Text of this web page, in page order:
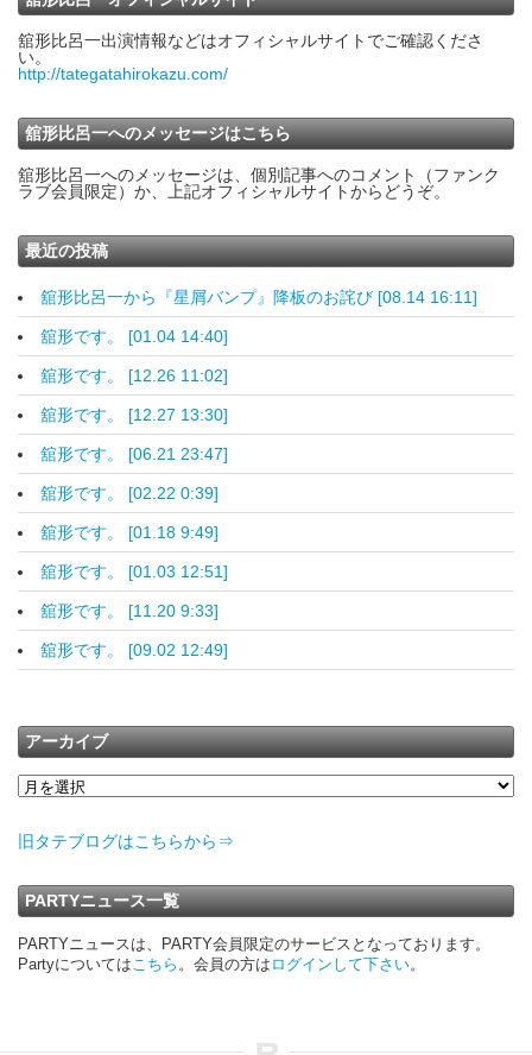
舘形比呂一出演情報などはオフィシャルサイトでご確認くださ
い。
http://tategatahirokazu.com/
舘形比呂一へのメッセージはこちら
舘形比呂一へのメッセージは、個別記事へのコメント（ファンク
ラブ会員限定）か、上記オフィシャルサイトからどうぞ。
最近の投稿
舘形比呂一から『星屑バンプ』降板のお詫び [08.14 16:11]
舘形です。 [01.04 14:40]
舘形です。 [12.26 11:02]
舘形です。 [12.27 13:30]
舘形です。 [06.21 23:47]
舘形です。 [02.22 0:39]
舘形です。 [01.18 9:49]
舘形です。 [01.03 12:51]
舘形です。 [11.20 9:33]
舘形です。 [09.02 12:49]
アーカイブ
旧タテブログはこちらから⇒
PARTYニュース一覧
PARTYニュースは、PARTY会員限定のサービスとなっております。
Partyについてはこちら 。会員の方は ログインして下さい。